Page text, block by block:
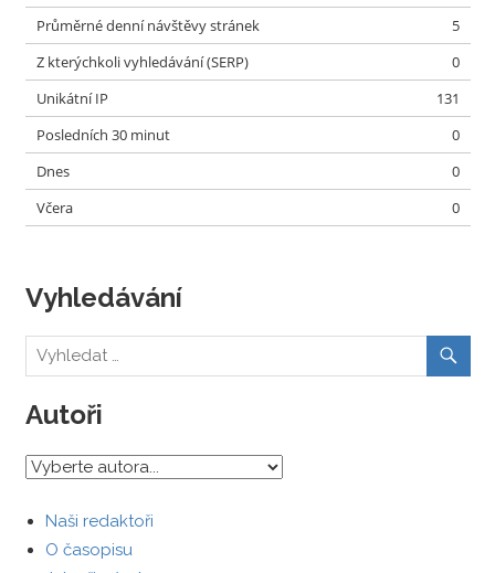
Průměrné denní návštěvy stránek
5
Z kterýchkoli vyhledávání (SERP)
0
Unikátní IP
131
Posledních 30 minut
0
Dnes
0
Včera
0
Vyhledávání
Autoři
Naši redaktoři
O časopisu